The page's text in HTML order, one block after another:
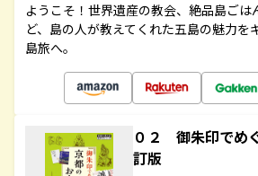
ようこそ！世界遺産の教会、絶品島ごは
ど、島の人が教えてくれた五島の魅力を
島旅へ。
０２ 御朱印でめ
訂版